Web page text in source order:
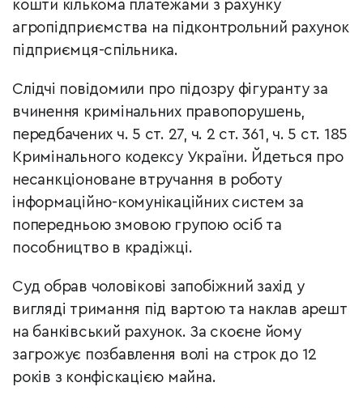
кошти кількома платежами з рахунку
агропідприємства на підконтрольний рахунок
підприємця-спільника.
Слідчі повідомили про підозру фігуранту за
вчинення кримінальних правопорушень,
передбачених ч. 5 ст. 27, ч. 2 ст. 361, ч. 5 ст. 185
Кримінального кодексу України. Йдеться про
несанкціоноване втручання в роботу
інформаційно-комунікаційних систем за
попередньою змовою групою осіб та
пособництво в крадіжці.
Суд обрав чоловікові запобіжний захід у
вигляді тримання під вартою та наклав арешт
на банківський рахунок. За скоєне йому
загрожує позбавлення волі на строк до 12
років з конфіскацією майна.